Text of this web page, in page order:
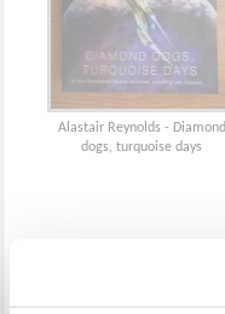
Alastair Reynolds - Diamond
dogs, turquoise days